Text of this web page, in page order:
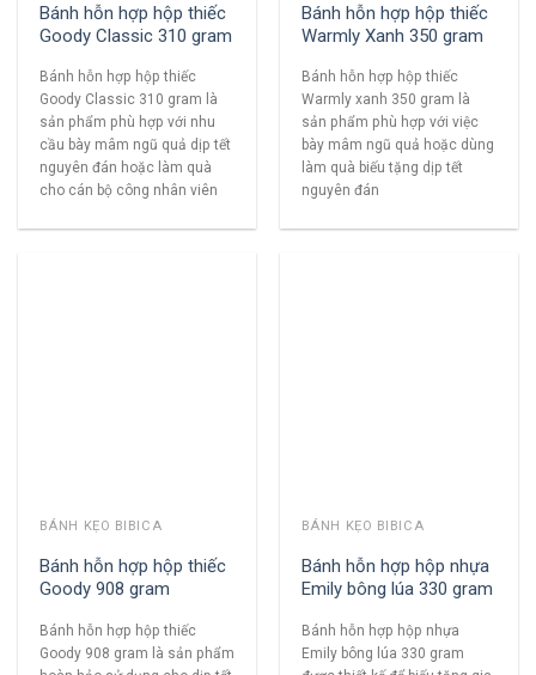
Bánh hỗn hợp hộp thiếc
Goody Classic 310 gram
Bánh hỗn hợp hộp thiếc
Goody Classic 310 gram là
sản phẩm phù hợp với nhu
cầu bày mâm ngũ quả dịp tết
nguyên đán hoặc làm quà
cho cán bộ công nhân viên
Bánh hỗn hợp hộp thiếc
Warmly Xanh 350 gram
Bánh hỗn hợp hộp thiếc
Warmly xanh 350 gram là
sản phẩm phù hợp với việc
bày mâm ngũ quả hoặc dùng
làm quà biếu tặng dịp tết
nguyên đán
BÁNH KẸO BIBICA
Bánh hỗn hợp hộp thiếc
Goody 908 gram
Bánh hỗn hợp hộp thiếc
Goody 908 gram là sản phẩm
BÁNH KẸO BIBICA
Bánh hỗn hợp hộp nhựa
Emily bông lúa 330 gram
Bánh hỗn hợp hộp nhựa
Emily bông lúa 330 gram